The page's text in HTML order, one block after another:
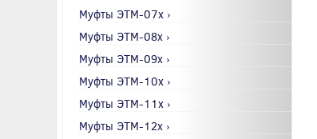
Муфты ЭТМ-07x ›
Муфты ЭТМ-08x ›
Муфты ЭТМ-09x ›
Муфты ЭТМ-10x ›
Муфты ЭТМ-11x ›
Муфты ЭТМ-12x ›